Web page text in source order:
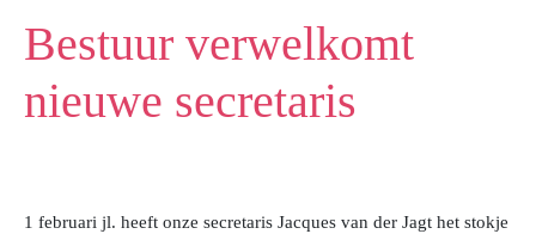
Bestuur verwelkomt
nieuwe secretaris
1 februari jl. heeft onze secretaris Jacques van der Jagt het stokje